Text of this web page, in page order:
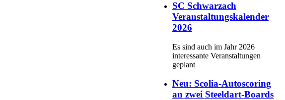
SC Schwarzach
Veranstaltungskalender
2026
Es sind auch im Jahr 2026
interessante Veranstaltungen
geplant
Neu: Scolia-Autoscoring
an zwei Steeldart-Boards